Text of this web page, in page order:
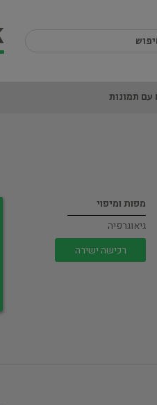
עם תמונות
מפות ומיפוי
גיאוגרפיה
רכישה ישירה